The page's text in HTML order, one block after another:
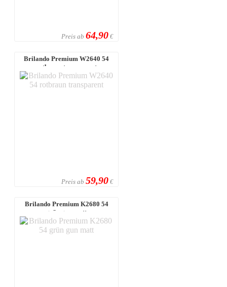
Preis ab 64,90 €
Brilando Premium W2640 54
rotbraun transparent
Preis ab 59,90 €
Brilando Premium K2680 54
grün gun matt